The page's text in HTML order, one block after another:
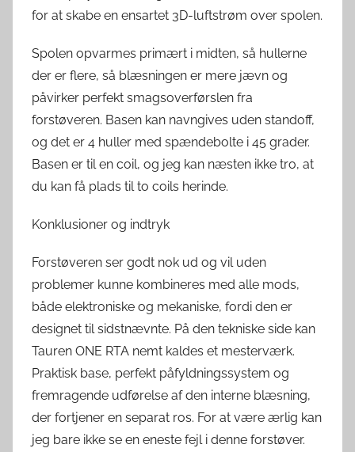
for at skabe en ensartet 3D-luftstrøm over spolen.
Spolen opvarmes primært i midten, så hullerne
der er flere, så blæsningen er mere jævn og
påvirker perfekt smagsoverførslen fra
forstøveren. Basen kan navngives uden standoff,
og det er 4 huller med spændebolte i 45 grader.
Basen er til en coil, og jeg kan næsten ikke tro, at
du kan få plads til to coils herinde.
Konklusioner og indtryk
Forstøveren ser godt nok ud og vil uden
problemer kunne kombineres med alle mods,
både elektroniske og mekaniske, fordi den er
designet til sidstnævnte. På den tekniske side kan
Tauren ONE RTA nemt kaldes et mesterværk.
Praktisk base, perfekt påfyldningssystem og
fremragende udførelse af den interne blæsning,
der fortjener en separat ros. For at være ærlig kan
jeg bare ikke se en eneste fejl i denne forstøver.